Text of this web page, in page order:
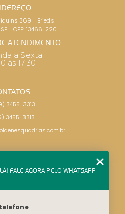
369 - Brieds
- CEP: 13466-220
ATENDIMENTO
a Sexta:
às 17:30
3455-3313
3455-3313
HOME
FALE AGORA PELO WHATSAPP